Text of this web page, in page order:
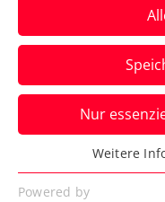
und die
Kalenderwoche
Nur
Essenziell
Essenzielle Cookies
Weitere
Powered by